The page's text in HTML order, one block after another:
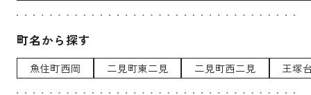
町名から探す
魚住町西岡 二見町東二見 二見町西二見 王塚